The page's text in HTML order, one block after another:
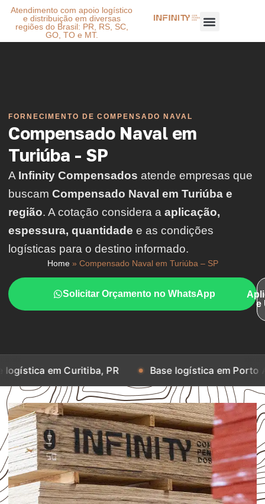
Atendimento com apoio logístico
e distribuição em diversas
regiões do Brasil: PR, RS, SC,
GO, TO e MT.
FORNECIMENTO DE COMPENSADO NAVAL
Compensado Naval em
Turiúba - SP
A Infinity Compensados atende empresas que
buscam Compensado Naval em Turiúba e
região. A cotação considera a aplicação,
espessura, quantidade e as condições
logísticas para o destino informado.
Home» Compensado Naval em Turiúba – SP
Solicitar Orçamento no WhatsApp
e
Curitiba, PR Base logística em Porto Alegre, RS